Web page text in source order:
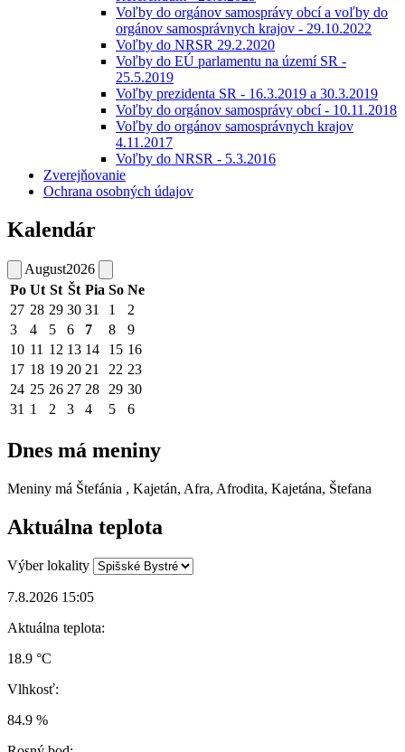
Voľby do orgánov samosprávy obcí a voľby do
orgánov samosprávnych krajov - 29.10.2022
Voľby do NRSR 29.2.2020
Voľby do EÚ parlamentu na území SR -
25.5.2019
Voľby prezidenta SR - 16.3.2019 a 30.3.2019
Voľby do orgánov samosprávy obcí - 10.11.2018
Voľby do orgánov samosprávnych krajov
4.11.2017
Voľby do NRSR - 5.3.2016
Zverejňovanie
Ochrana osobných údajov
Kalendár
August2026
Po Ut St Št Pia So Ne
27 28 29 30 31 1
2
3
4 5 6 7 8
9
10 11 12 13 14 15 16
17 18 19 20 21 22 23
24 25 26 27 28 29 30
31 1 2 3 4 5 6
Dnes má meniny
Meniny má Štefánia , Kajetán, Afra, Afrodita, Kajetána, Štefana
Aktuálna teplota
Výber lokality
7.8.2026 15:05
Aktuálna teplota:
18.9 °C
Vlhkosť:
84.9 %